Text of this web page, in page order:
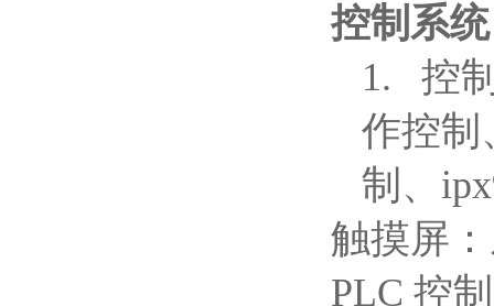
控制系统
1. 控
作控制
制、
触摸屏
PLC 控